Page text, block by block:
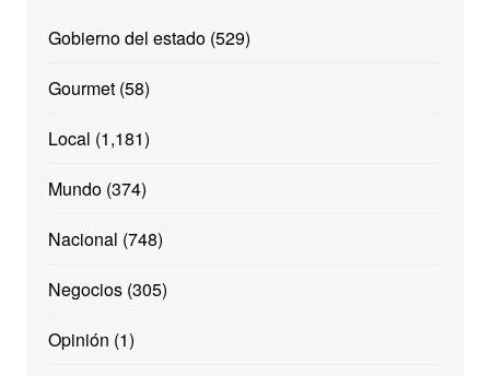
Gobierno del estado(529)
Gourmet(58)
Local (1,181)
Mundo(374)
Nacional (748)
Negocios(305)
Opinión (1)